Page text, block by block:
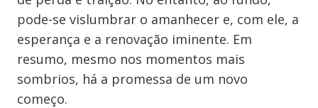
pode-se vislumbrar o amanhecer e, com ele, a
esperança e a renovação iminente. Em
resumo, mesmo nos momentos mais
sombrios, há a promessa de um novo
começo.